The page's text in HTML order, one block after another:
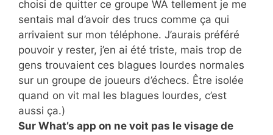
choisi de quitter ce groupe WA tellement je me
sentais mal d’avoir des trucs comme ça qui
arrivaient sur mon téléphone. J’aurais préféré
pouvoir y rester, j’en ai été triste, mais trop de
gens trouvaient ces blagues lourdes normales
sur un groupe de joueurs d’échecs. Être isolée
quand on vit mal les blagues lourdes, c’est
aussi ça.)
Sur What’s app on ne voit pas le visage de